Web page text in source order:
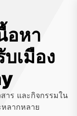
อหา
เมือง
าร และกิจกรรมใน
หลากหลาย